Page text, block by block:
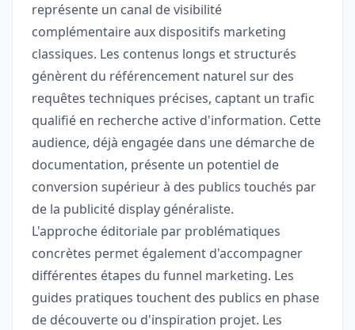
représente un canal de visibilité
complémentaire aux dispositifs marketing
classiques. Les contenus longs et structurés
génèrent du référencement naturel sur des
requêtes techniques précises, captant un trafic
qualifié en recherche active d'information. Cette
audience, déjà engagée dans une démarche de
documentation, présente un potentiel de
conversion supérieur à des publics touchés par
de la publicité display généraliste.
L'approche éditoriale par problématiques
concrètes permet également d'accompagner
différentes étapes du funnel marketing. Les
guides pratiques touchent des publics en phase
de découverte ou d'inspiration projet. Les